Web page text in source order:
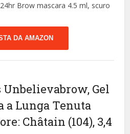
Brow mascara 4.5 ml, scuro
DA AMAZON
Unbelievabrow, Gel
a Lunga Tenuta
Châtain (104), 3,4